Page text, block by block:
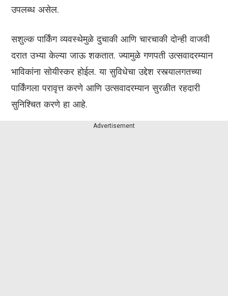
उपलब्ध असेल.
सशुल्क पार्किंग व्यवस्थेमुळे दुचाकी आणि चारचाकी दोन्ही वाजवी
दरात उभ्या केल्या जाऊ शकतात. ज्यामुळे गणपती उत्सवादरम्यान
भाविकांना सोयीस्कर होईल. या सुविधेचा उद्देश रस्त्यालगतच्या
पार्किंगला परावृत्त करणे आणि उत्सवादरम्यान सुरळीत रहदारी
सुनिश्चित करणे हा आहे.
Advertisement